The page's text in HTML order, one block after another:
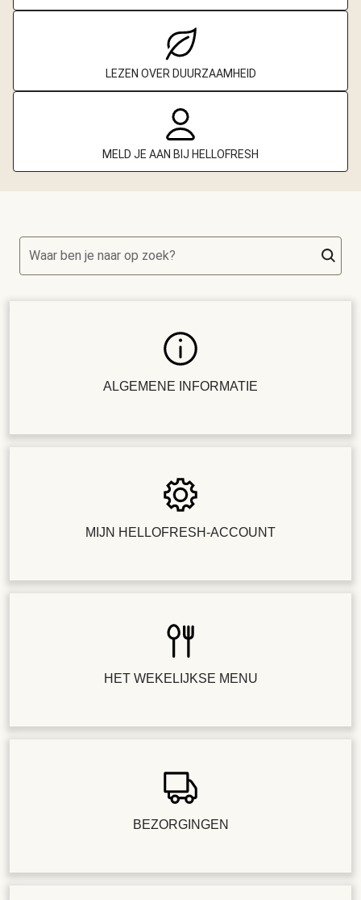
LEZEN OVER DUURZAAMHEID
MELD JE AAN BIJ HELLOFRESH
Waar ben je naar op zoek?
ALGEMENE INFORMATIE
MIJN HELLOFRESH-ACCOUNT
HET WEKELIJKSE MENU
BEZORGINGEN